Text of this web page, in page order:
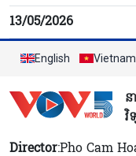
13/05/2026
English
ន
វិ
Director:Pho Cam